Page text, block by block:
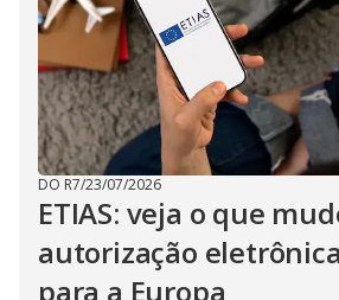
DO R7/23/07/2026
ETIAS: veja o que
autorização
para a Europa